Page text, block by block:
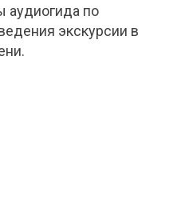
аудиогида по
экскурсии в